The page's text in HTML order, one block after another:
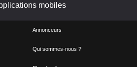
mobiles
Annonceurs
Qui sommes-nous ?